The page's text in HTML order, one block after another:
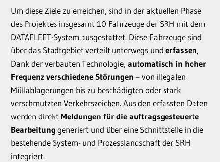
Um diese Ziele zu erreichen, sind in der aktuellen Phase
des Projektes insgesamt 10 Fahrzeuge der SRH mit dem
DATAFLEET-System ausgestattet. Diese Fahrzeuge sind
über das Stadtgebiet verteilt unterwegs und erfassen,
Dank der verbauten Technologie, automatisch in hoher
Frequenz verschiedene Störungen – von illegalen
Müllablagerungen bis zu beschädigten oder stark
verschmutzten Verkehrszeichen. Aus den erfassten Daten
werden direkt Meldungen für die auftragsgesteuerte
Bearbeitung generiert und über eine Schnittstelle in die
bestehende System- und Prozesslandschaft der SRH
integriert.